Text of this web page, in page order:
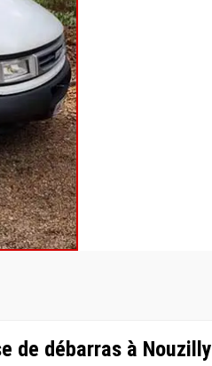
de débarras à Nouzilly